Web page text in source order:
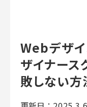
Webデザイ
ザイナース
敗しない方